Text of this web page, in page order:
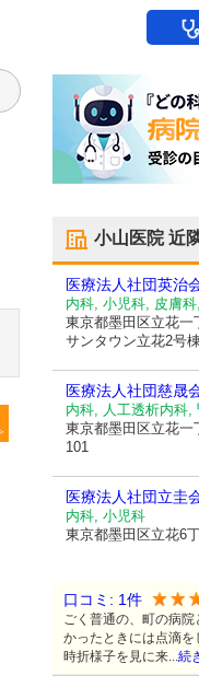
小山医院近
医療法人社団英治
内科, 小児科, 皮膚
東京都墨田区立花一
サンタウン立花2号
医療法人社団慈晟
内科, 人工透析内科,
東京都墨田区立花一
101
医療法人社団立圭
内科, 小児科
東京都墨田区立花6
口コミ: 1件
ごく普通の、町の病
かったときには点滴
時折様子を見に来...続